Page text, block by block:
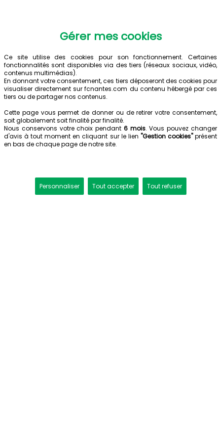
Gérer mes cookies
Ce site utilise des cookies pour son fonctionnement. Certaines
fonctionnalités sont disponibles via des tiers (réseaux sociaux, vidéo,
contenus multimédias).
En donnant votre consentement, ces tiers déposeront des cookies pour
visualiser directement sur fcnantes.com du contenu hébergé par ces
tiers ou de partager nos contenus.
Cette page vous permet de donner ou de retirer votre consentement,
soit globalement soit finalité par finalité.
Nous conservons votre choix pendant 6 mois. Vous pouvez changer
d'avis à tout moment en cliquant sur le lien "Gestion cookies"présent
en bas de chaque page de notre site.
Personnaliser Tout accepter Tout refuser